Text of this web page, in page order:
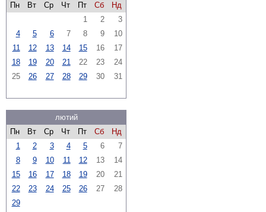
Пн
Вт Ср Чт Пт Сб
Нд
1
2
3
4
5 6 7 8 9
10
11
12 13 14 15 16
17
18
19 20 21 22 23
24
25
26 27 28 29 30 31
лютий
Пн
Вт Ср Чт Пт Сб
Нд
1
2 3 4 5 6
7
8
9 10 11 12 13
14
15
16 17 18 19 20
21
22
23 24 25 26 27
28
29